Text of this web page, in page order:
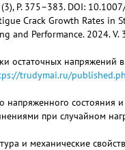
P. 375–383. DOI:
Crack Growth Rates in
Performance. 2024. V.
остаточных напряжений
trudymai.ru/
состояния
при случайном
и механические